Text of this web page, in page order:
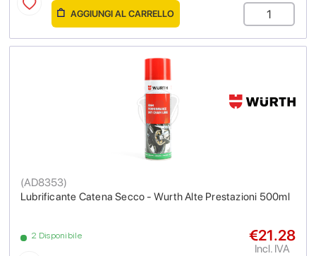
AGGIUNGI AL CARRELLO
Lubrificante Catena Secco - Wurth Alte Prestazioni 500ml
(AD8353)
2 Disponibile €21.28
Incl. IVA